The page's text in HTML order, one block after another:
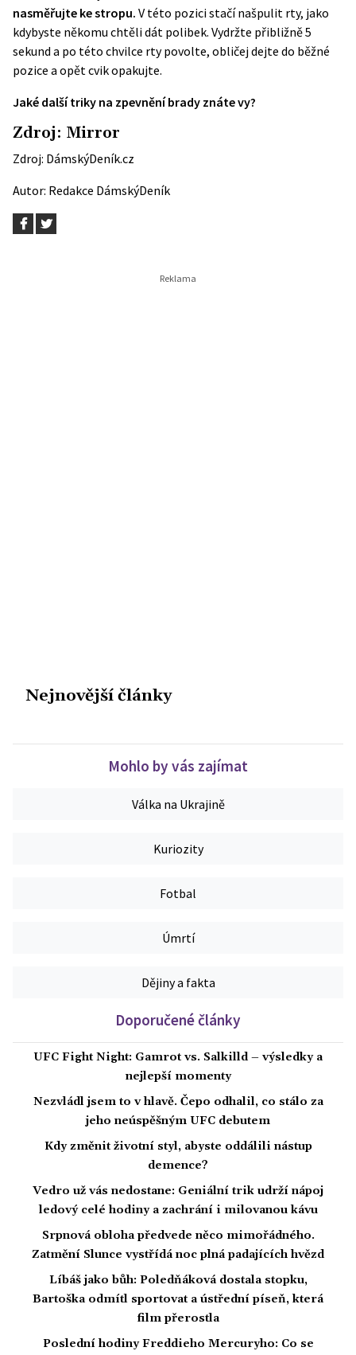
nasměřujte ke stropu. V této pozici stačí našpulit rty, jako
kdybyste někomu chtěli dát polibek. Vydržte přibližně 5
sekund a po této chvilce rty povolte, obličej dejte do běžné
pozice a opět cvik opakujte.
Jaké další triky na zpevnění brady znáte vy?
Zdroj: Mirror
Zdroj: DámskýDeník.cz
Autor: Redakce DámskýDeník
Nejnovější články
Mohlo by vás zajímat
Válka na Ukrajině
Kuriozity
Fotbal
Úmrtí
Dějiny a fakta
Doporučené články
UFC Fight Night: Gamrot vs. Salkilld – výsledky a
nejlepší momenty
Nezvládl jsem to v hlavě. Čepo odhalil, co stálo za
jeho neúspěšným UFC debutem
Kdy změnit životní styl, abyste oddálili nástup
demence?
Vedro už vás nedostane: Geniální trik udrží nápoj
ledový celé hodiny a zachrání i milovanou kávu
Srpnová obloha předvede něco mimořádného.
Zatmění Slunce vystřídá noc plná padajících hvězd
Líbáš jako bůh: Poledňáková dostala stopku,
Bartoška odmítl sportovat a ústřední píseň, která
film přerostla
Poslední hodiny Freddieho Mercuryho: Co se